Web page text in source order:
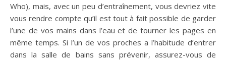
Who), mais, avec un peu d’entraînement, vous devriez vite
vous rendre compte qu’il est tout à fait possible de garder
l’une de vos mains dans l’eau et de tourner les pages en
même temps. Si l’un de vos proches a l’habitude d’entrer
dans la salle de bains sans prévenir, assurez-vous de